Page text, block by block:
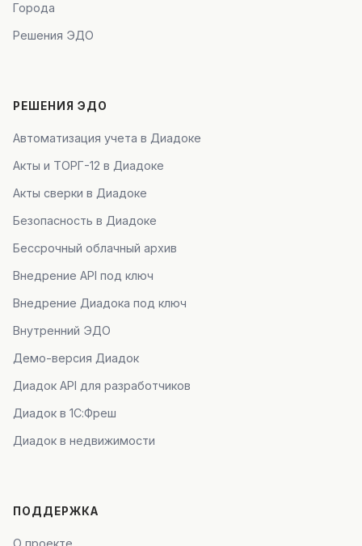
Города
Решения ЭДО
РЕШЕНИЯ ЭДО
Автоматизация учета в Диадоке
Акты и ТОРГ-12 в Диадоке
Акты сверки в Диадоке
Безопасность в Диадоке
Бессрочный облачный архив
Внедрение API под ключ
Внедрение Диадока под ключ
Внутренний ЭДО
Демо-версия Диадок
Диадок API для разработчиков
Диадок в 1С:Фреш
Диадок в недвижимости
ПОДДЕРЖКА
О проекте